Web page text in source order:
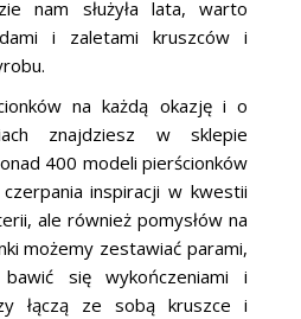
nam służyła lata, warto
i zaletami kruszców i
na każdą okazję i o
znajdziesz w sklepie
400 modeli pierścionków
inspiracji w kwestii
ale również pomysłów na
możemy zestawiać parami,
się wykończeniami i
łączą ze sobą kruszce i